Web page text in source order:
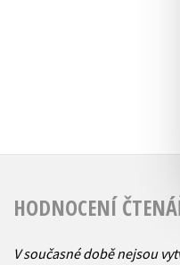
HODNOCENÍ
V současné době nejsou